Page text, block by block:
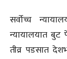
सर्वोच्च
न्यायालयात बुट
तीव्र पडसात